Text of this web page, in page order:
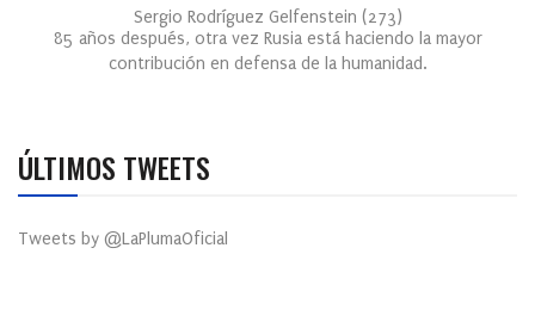
Sergio Rodríguez Gelfenstein (273)
85 años después, otra vez Rusia está haciendo la mayor
contribución en defensa de la humanidad.
ÚLTIMOS TWEETS
Tweets by @LaPlumaOficial